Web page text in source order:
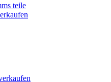
teile